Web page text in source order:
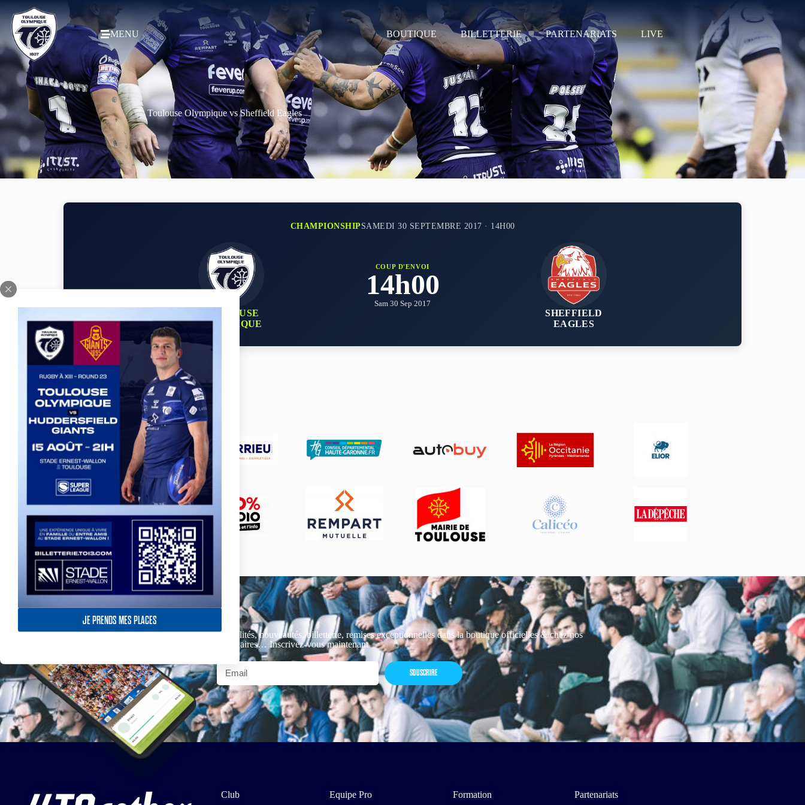
JE PRENDS MES PLACES
MENU BOUTIQUE BILLETTERIE PARTENARIATS LIVE
Toulouse Olympique vs Sheffield Eagles
CHAMPIONSHIP SAMEDI 30 SEPTEMBRE 2017 · 14H00
TOULOUSE
OLYMPIQUE
COUP D'ENVOI
14h00
Sam 30 Sep 2017
SHEFFIELD
EAGLES
Actualités, nouveautés, billetterie, remises exceptionnelles dans la boutique officielles & chez nos
partenaires… Inscrivez-vous maintenant
SOUSCRIRE
Club Equipe Pro Formation Partenariats